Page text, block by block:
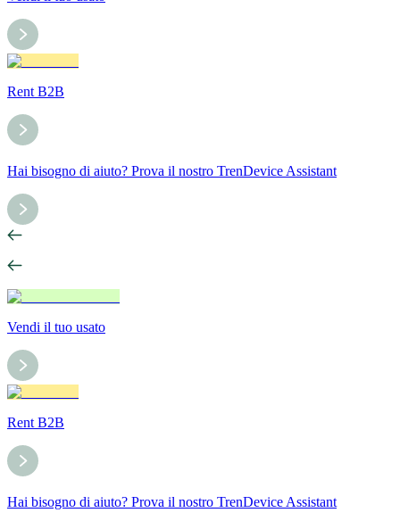
Rent B2B
Hai bisogno di aiuto? Prova il nostro TrenDevice Assistant
Vendi il tuo usato
Rent B2B
Hai bisogno di aiuto? Prova il nostro TrenDevice Assistant